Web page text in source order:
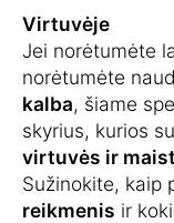
Virtuvėje
Jei norėtumėte
norėtumėte
kalba, šiame
skyrius, kurios
virtuvės ir
Sužinokite, kaip
reikmenis ir